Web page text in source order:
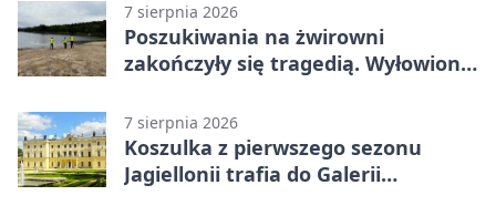
7 sierpnia 2026
Poszukiwania na żwirowni
zakończyły się tragedią. Wyłowiono
7 sierpnia 2026
Koszulka z pierwszego sezonu
Jagiellonii trafia do Galerii